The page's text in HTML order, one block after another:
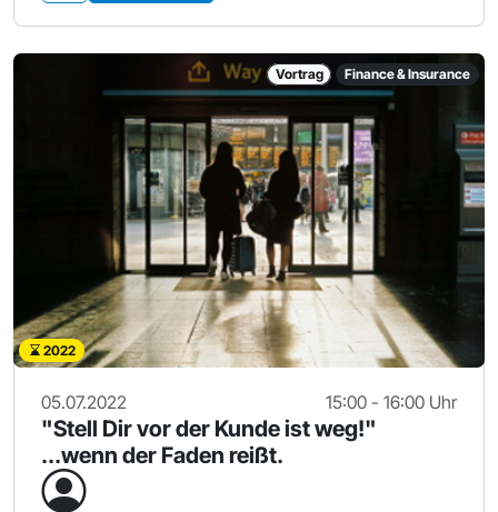
Vortrag Finance & Insurance
2022
05.07.2022 15:00 - 16:00 Uhr
"Stell Dir vor der Kunde ist weg!"
...wenn der Faden reißt.